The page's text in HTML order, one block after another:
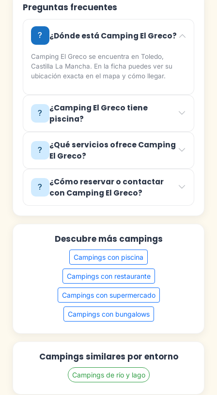
Preguntas frecuentes
¿Dónde está Camping El Greco?
Camping El Greco se encuentra en Toledo,
Castilla La Mancha. En la ficha puedes ver su
ubicación exacta en el mapa y cómo llegar.
¿Camping El Greco tiene
piscina?
¿Qué servicios ofrece Camping
El Greco?
¿Cómo reservar o contactar
con Camping El Greco?
Descubre más campings
Campings con piscina
Campings con restaurante
Campings con supermercado
Campings con bungalows
Campings similares por entorno
Campings de río y lago